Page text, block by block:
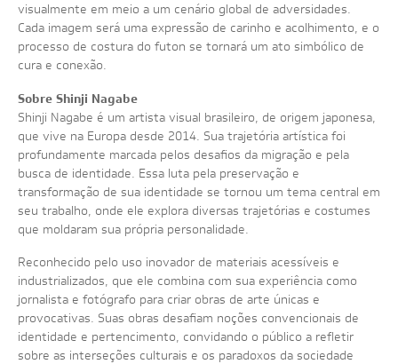
visualmente em meio a um cenário global de adversidades.
Cada imagem será uma expressão de carinho e acolhimento, e o
processo de costura do futon se tornará um ato simbólico de
cura e conexão.
Sobre Shinji Nagabe
Shinji Nagabe é um artista visual brasileiro, de origem japonesa,
que vive na Europa desde 2014. Sua trajetória artística foi
profundamente marcada pelos desafios da migração e pela
busca de identidade. Essa luta pela preservação e
transformação de sua identidade se tornou um tema central em
seu trabalho, onde ele explora diversas trajetórias e costumes
que moldaram sua própria personalidade.
Reconhecido pelo uso inovador de materiais acessíveis e
industrializados, que ele combina com sua experiência como
jornalista e fotógrafo para criar obras de arte únicas e
provocativas. Suas obras desafiam noções convencionais de
identidade e pertencimento, convidando o público a refletir
sobre as interseções culturais e os paradoxos da sociedade